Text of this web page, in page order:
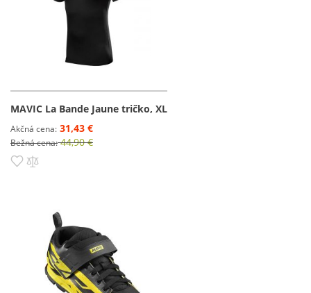
MAVIC La Bande Jaune tričko, XL
Akčná cena 31,43 €
Bežná cena 44,90 €
Pridať do zoznamu prianí